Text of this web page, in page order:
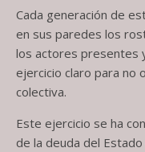
Cada generación de
en sus paredes los
los actores presentes
ejercicio claro para no
colectiva.
Este ejercicio se ha
de la deuda del